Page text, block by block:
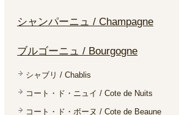
シャンパーニュ / Champagne
ブルゴーニュ / Bourgogne
シャブリ / Chablis
コート・ド・ニュイ / Cote de Nuits
コート・ド・ボーヌ / Cote de Beaune